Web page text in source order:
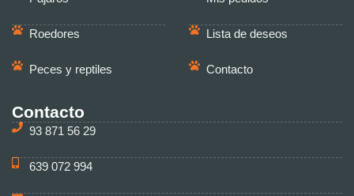
Roedores
Peces y reptiles
Lista de deseos
Contacto
Contacto
93 871 56 29
639 072 994